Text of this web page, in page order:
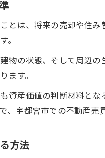
とは、将来の売却や住
。
物の状態、そして周辺
ます。
資産価値の判断材料と
宇都宮市での不動産売
方法